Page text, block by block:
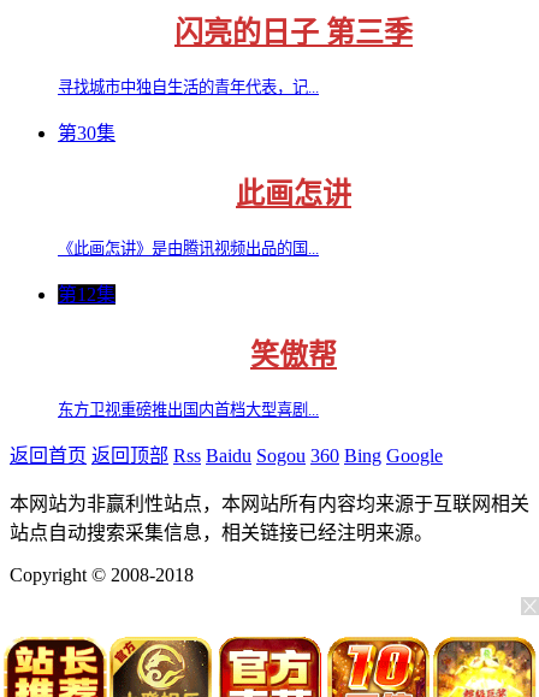
闪亮的日子 第三季
寻找城市中独自生活的青年代表，记...
第30集
此画怎讲
《此画怎讲》是由腾讯视频出品的国...
第12集
笑傲帮
东方卫视重磅推出国内首档大型喜剧...
返回首页 返回顶部 Rss Baidu Sogou 360 Bing Google
本网站为非赢利性站点，本网站所有内容均来源于互联网相关
站点自动搜索采集信息，相关链接已经注明来源。
Copyright © 2008-2018